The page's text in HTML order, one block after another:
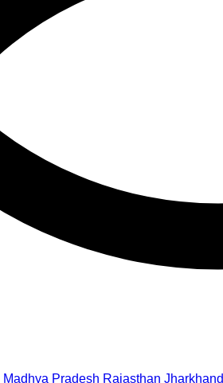
Madhya Pradesh Rajasthan Jharkhand